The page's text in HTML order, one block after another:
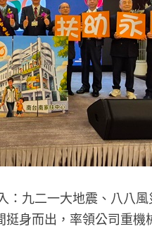
九二一大地震、八八風
身而出，率領公司重